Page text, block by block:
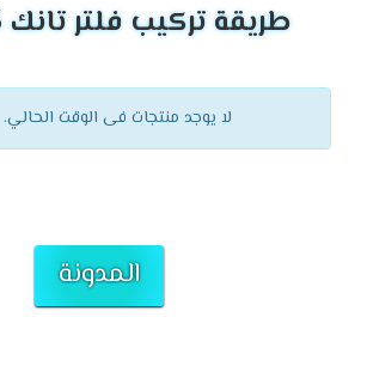
طريقة تركيب فلتر تانك 3 مراحل
لا يوجد منتجات فى الوقت الحالي.
المدونة